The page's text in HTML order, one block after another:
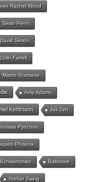
Rachel Wood
Sean Penn
David Simon
Colin Farrell
Martin Scorsese
Amy Adams
Kehlmann Juli Zeh
Pynchon
Phoenix
Baltimore
Stefan Zweig